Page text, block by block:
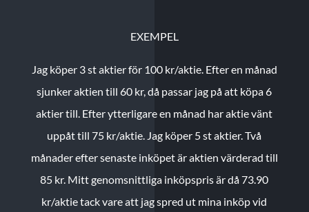
EXEMPEL
Jag köper 3 st aktier för 100 kr/aktie. Efter en månad
sjunker aktien till 60 kr, då passar jag på att köpa 6
aktier till. Efter ytterligare en månad har aktie vänt
uppåt till 75 kr/aktie. Jag köper 5 st aktier.Två
månader efter senaste inköpet är aktien värderad till
85 kr. Mitt genomsnittliga inköpspris är då 73.90
kr/aktie tack vare att jag spred ut mina inköp vid